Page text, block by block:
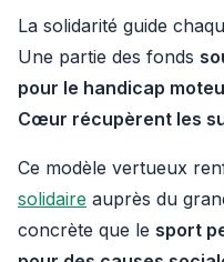
La solidarité guide
Une partie des fonds
pour le handicap
Cœur récupèrent les
Ce modèle vertueux
solidaire auprès du
concrète que le sport